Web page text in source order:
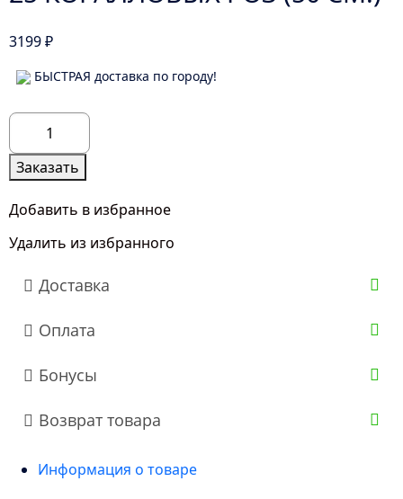
3199₽
БЫСТРАЯ доставка по городу!
Количество
товара
25
Коралловых
Роз
см.)
Заказать
Добавить в избранное
Удалить из избранного
Доставка
Оплата
Бонусы
Возврат товара
Информация о товаре